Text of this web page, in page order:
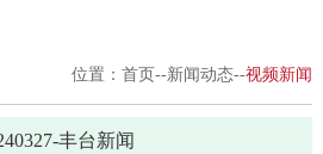
位置：首页--新闻动态--视频新闻
丰台新闻